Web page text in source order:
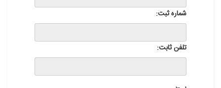
شماره ثبت:
تلفن ثابت: